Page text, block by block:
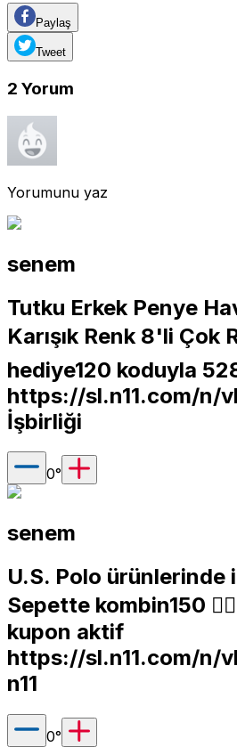
Paylaş
Tweet
2 Yorum
Yorumunu yaz
senem
Tutku Erkek Penye
Karışık Renk 8'li Çok
hediye120 koduyla
https://sl.n11.com/n/
İşbirliği
0°
senem
U.S. Polo ürünlerinde
Sepette kombin150
kupon aktif
https://sl.n11.com/n/
n11
0°